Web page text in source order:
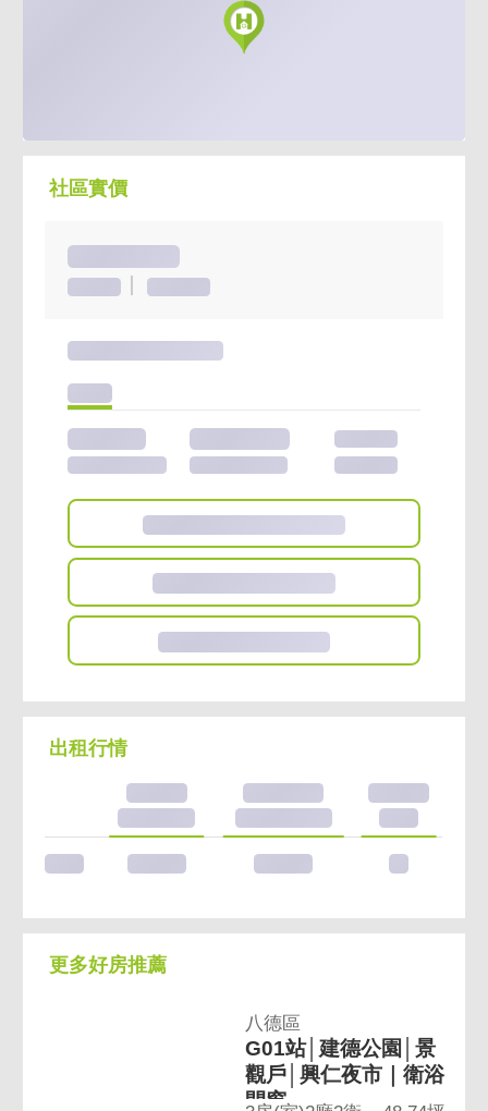
社區實價
城又青
129戶 23~38坪
城又青 實價登錄
115年
945萬
含車位價
27.1萬/坪
含車位計算
13/15樓
34.92坪
1,020萬
含車位價
29.1萬/坪
含車位計算
7/15樓
35.02坪
1,130萬 29.8萬/坪
含車位計算
13/15樓
同社區130筆實價登錄
快看看厝邊買多少?
出租行情